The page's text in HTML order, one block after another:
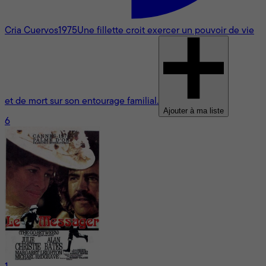
Cria Cuervos1975Une fillette croit exercer un pouvoir de vie
et de mort sur son entourage familial.
Ajouter à ma liste
6